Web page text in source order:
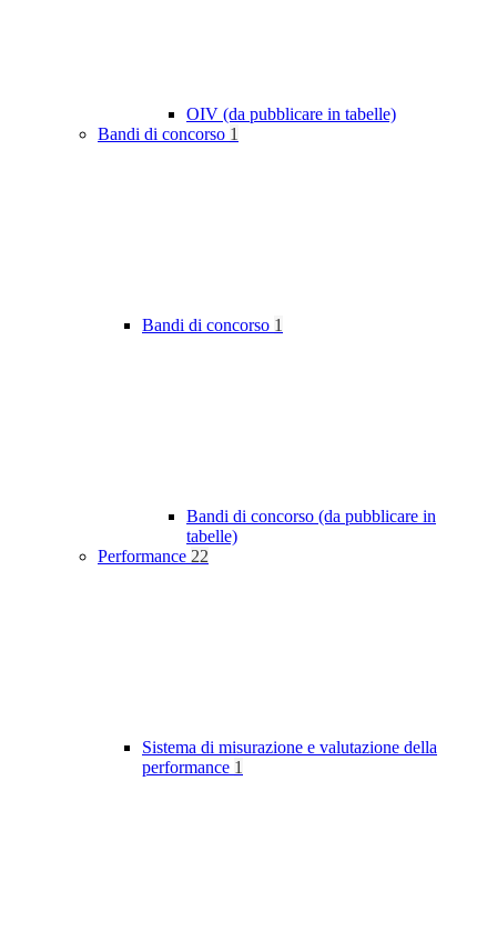
OIV (da pubblicare in tabelle)
Bandi di concorso 1
Bandi di concorso 1
Bandi di concorso (da pubblicare in
tabelle)
Performance 22
Sistema di misurazione e valutazione della
performance 1